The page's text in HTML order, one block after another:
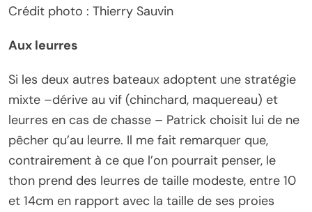
Crédit photo : Thierry Sauvin
Aux leurres
Si les deux autres bateaux adoptent une stratégie
mixte –dérive au vif (chinchard, maquereau) et
leurres en cas de chasse – Patrick choisit lui de ne
pêcher qu’au leurre. Il me fait remarquer que,
contrairement à ce que l’on pourrait penser, le
thon prend des leurres de taille modeste, entre 10
et 14cm en rapport avec la taille de ses proies